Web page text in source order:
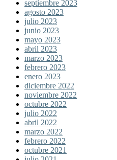
septiembre 2023
agosto 2023
julio 2023
junio 2023
mayo 2023
abril 2023
marzo 2023
febrero 2023
enero 2023
diciembre 2022
noviembre 2022
octubre 2022
julio 2022
abril 2022
marzo 2022
febrero 2022
octubre 2021